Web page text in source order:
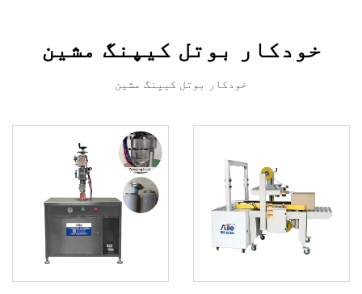
خودکار بوتل کیپنگ مشین
خودکار بوتل کیپنگ مشین